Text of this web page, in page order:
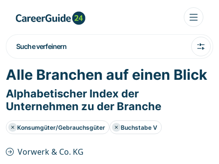
Suche verfeinern
Alle Branchen auf einen Blick
Alphabetischer Index der
Unternehmen zu der Branche
Konsumgüter/Gebrauchsgüter Buchstabe V
Vorwerk & Co. KG